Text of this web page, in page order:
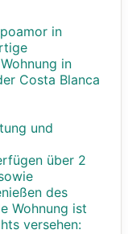
in
in
Costa Blanca
und
über 2
des
Wohnung ist
versehen: